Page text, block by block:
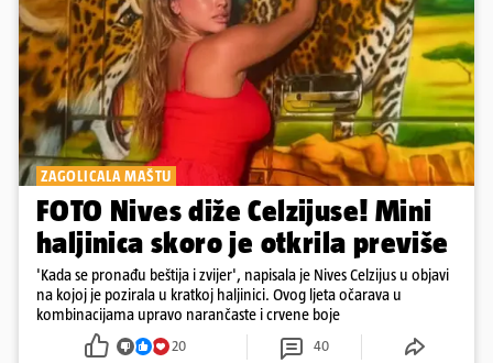
ZAGOLICALA MAŠTU
FOTO Nives diže Celzijuse! Mini
haljinica skoro je otkrila previše
'Kada se pronađu beštija i zvijer', napisala je Nives Celzijus u objavi
na kojoj je pozirala u kratkoj haljinici. Ovog ljeta očarava u
kombinacijama upravo narančaste i crvene boje
20 40